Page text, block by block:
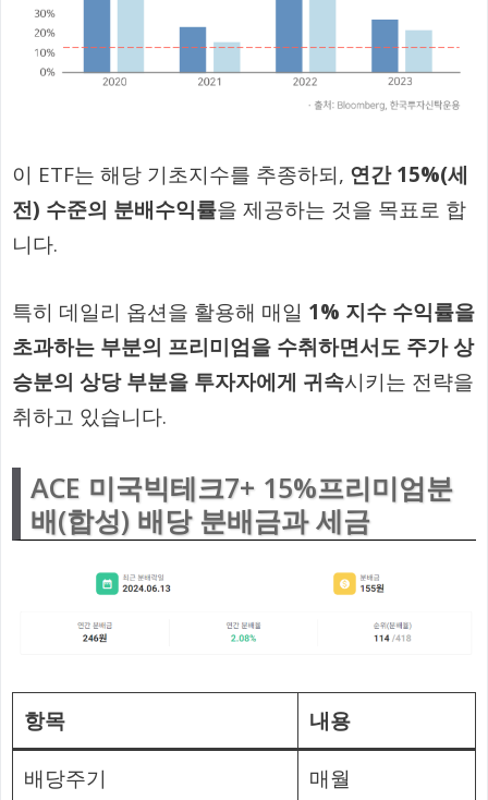
이 ETF는 해당 기초지수를 추종하되, 연간 15%(세
전) 수준의 분배수익률을 제공하는 것을 목표로 합
니다.
특히 데일리 옵션을 활용해 매일 1% 지수 수익률을
초과하는 부분의 프리미엄을 수취하면서도 주가 상
승분의 상당 부분을 투자자에게 귀속시키는 전략을
취하고 있습니다.
ACE 미국빅테크7+ 15%프리미엄분
배(합성) 배당 분배금과 세금
항목 내용
배당주기 매월